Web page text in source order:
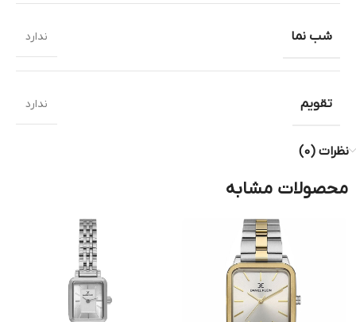
شب نما ندارد
تقویم ندارد
نظرات (0)
محصولات مشابه